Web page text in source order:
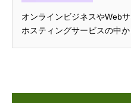
オンラインビジネスやWeb
ホスティングサービスの中